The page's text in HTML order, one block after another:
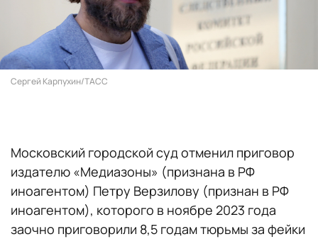
Сергей Карпухин/ТАСС
Московский городской суд отменил приговор
издателю «Медиазоны» (признана в РФ
иноагентом) Петру Верзилову (признан в РФ
иноагентом), которого в ноябре 2023 года
заочно приговорили 8,5 годам тюрьмы за фейки